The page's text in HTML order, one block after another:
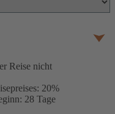
Reise nicht
20%
28 Tage